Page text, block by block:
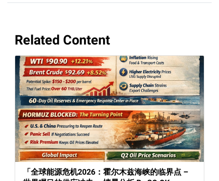
Related Content
「全球能源危机2026：霍尔木兹海峡的临界点 –